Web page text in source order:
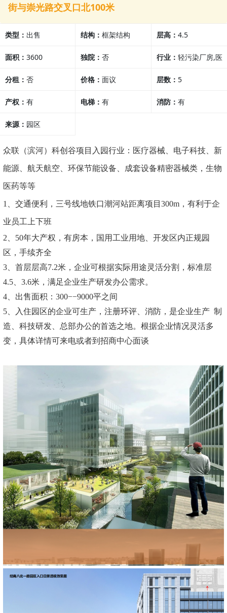
街与崇光路交叉口北100米
类型： 出售 结构：框架结构 层高： 4.5
面积： 3600 独院：否 行业： 轻污染厂房,医
疗行业,其他行业
分租： 否 价格：面议 层数： 5
产权： 有 电梯：有 消防： 有
来源： 园区
众联（滨河）科创谷项目 入园行业 ： 医疗器械、 电子科技 、新
能源、航天航空、环保节能设备、成套设备精密器械类，生物
医药等等
1 、交通便利， 三号线地铁口潮河站距离项目 300m，有利于企
业员工上下班
2
50年大产权，有房本，国用工业用地、开发区内正规园
区，手续齐全
3、 首层层高7.2米，企业可根据实际用途灵活分割，标准层
4.5 3.6米，满足企业生产研发办公需求。
4 、出售面积： 300−−9000平之间
5 、入住园区的企业可生产，注册环评、消防，是企业生产 制
造、科技研发、总部办公的首选之地。根据企业情况灵活多
变，具体详情可来电或者到招商中心面谈